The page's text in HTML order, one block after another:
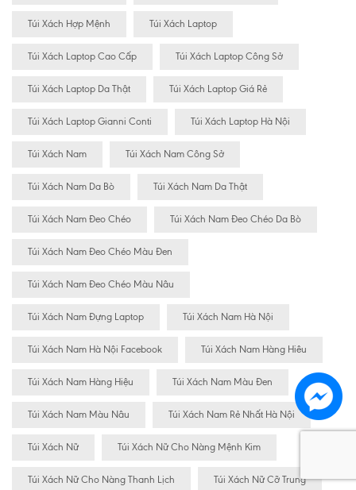
Túi Xách Hợp Mệnh Túi Xách Laptop
Túi Xách Laptop Cao Cấp Túi Xách Laptop Công Sở
Túi Xách Laptop Da Thật Túi Xách Laptop Giá Rẻ
Túi Xách Laptop Gianni Conti Túi Xách Laptop Hà Nội
Túi Xách Nam Túi Xách Nam Công Sở
Túi Xách Nam Da Bò Túi Xách Nam Da Thật
Túi Xách Nam Đeo Chéo Túi Xách Nam Đeo Chéo Da Bò
Túi Xách Nam Đeo Chéo Màu Đen
Túi Xách Nam Đeo Chéo Màu Nâu
Túi Xách Nam Đựng Laptop Túi Xách Nam Hà Nội
Túi Xách Nam Hà Nội Facebook Túi Xách Nam Hàng Hiêu
Túi Xách Nam Hàng Hiệu Túi Xách Nam Màu Đen
Túi Xách Nam Màu Nâu Túi Xách Nam Rẻ Nhất Hà Nội
Túi Xách Nữ Túi Xách Nữ Cho Nàng Mệnh Kim
Túi Xách Nữ Cho Nàng Thanh Lịch Túi Xách Nữ Cỡ Trung